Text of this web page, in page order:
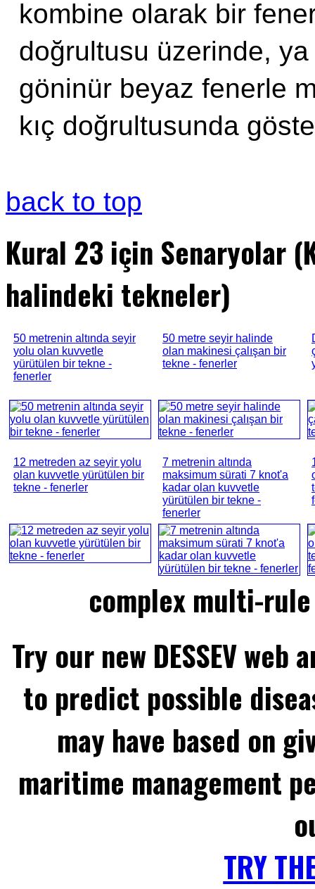
kombine olarak bir
doğrultusu üzerinde,
göninür beyaz fenerle
kıç doğrultusunda
back to top
Kural 23 için Senaryolar
halindeki tekneler)
50 metrenin altında seyir
yolu olan kuvvetle
yürütülen bir tekne -
fenerler
50 metre seyir halinde
olan makinesi çalışan bir
tekne - fenerler
12 metreden az seyir yolu
olan kuvvetle yürütülen bir
tekne - fenerler
7 metrenin altında
maksimum sürati 7 knot'a
kadar olan kuvvetle
yürütülen bir tekne -
fenerler
complex multi-
Try our new DESSEV
to predict possible
may have based on
maritime management
TRY